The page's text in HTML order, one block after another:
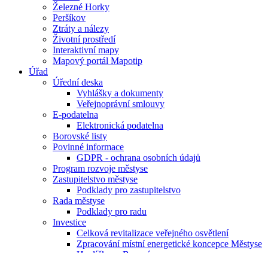
Železné Horky
Peršíkov
Ztráty a nálezy
Životní prostředí
Interaktivní mapy
Mapový portál Mapotip
Úřad
Úřední deska
Vyhlášky a dokumenty
Veřejnoprávní smlouvy
E-podatelna
Elektronická podatelna
Borovské listy
Povinné informace
GDPR - ochrana osobních údajů
Program rozvoje městyse
Zastupitelstvo městyse
Podklady pro zastupitelstvo
Rada městyse
Podklady pro radu
Investice
Celková revitalizace veřejného osvětlení
Zpracování místní energetické koncepce Městyse